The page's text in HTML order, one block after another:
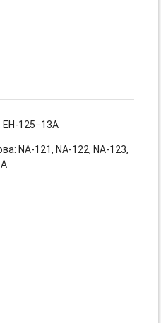
EH-125−13A
NA-121, NA-122, NA-123,